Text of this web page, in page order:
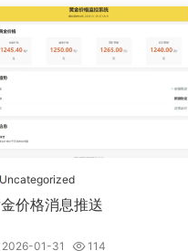
Uncategorized
价格消息推送
2026-01-31 114